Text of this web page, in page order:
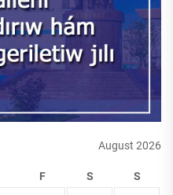
August 2026
F S S